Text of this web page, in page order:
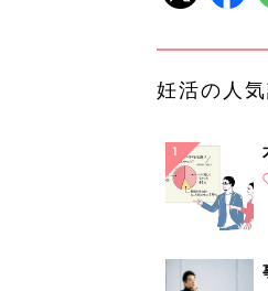
妊活の人